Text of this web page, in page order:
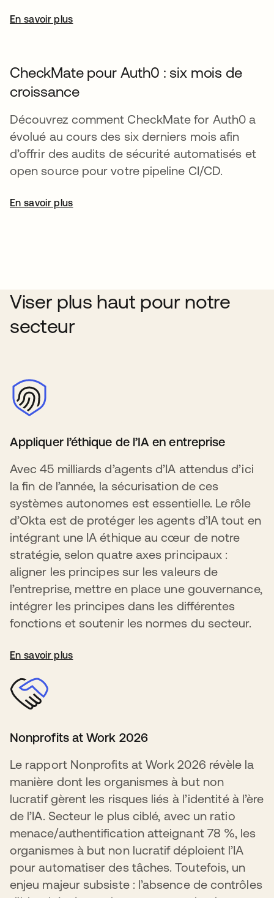
En savoir plus
CheckMate pour Auth0 : six mois de
croissance
Découvrez comment CheckMate for Auth0 a
évolué au cours des six derniers mois afin
d’offrir des audits de sécurité automatisés et
open source pour votre pipeline CI/CD.
En savoir plus
Viser plus haut pour notre
secteur
Appliquer l’éthique de l’IA en entreprise
Avec 45 milliards d’agents d’IA attendus d’ici
la fin de l’année, la sécurisation de ces
systèmes autonomes est essentielle. Le rôle
d’Okta est de protéger les agents d’IA tout en
intégrant une IA éthique au cœur de notre
stratégie, selon quatre axes principaux :
aligner les principes sur les valeurs de
l’entreprise, mettre en place une gouvernance,
intégrer les principes dans les différentes
fonctions et soutenir les normes du secteur.
En savoir plus
Nonprofits at Work 2026
Le rapport Nonprofits at Work 2026 révèle la
manière dont les organismes à but non
lucratif gèrent les risques liés à l’identité à l’ère
de l’IA. Secteur le plus ciblé, avec un ratio
menace/authentification atteignant 78 %, les
organismes à but non lucratif déploient l’IA
pour automatiser des tâches. Toutefois, un
enjeu majeur subsiste : l’absence de contrôles